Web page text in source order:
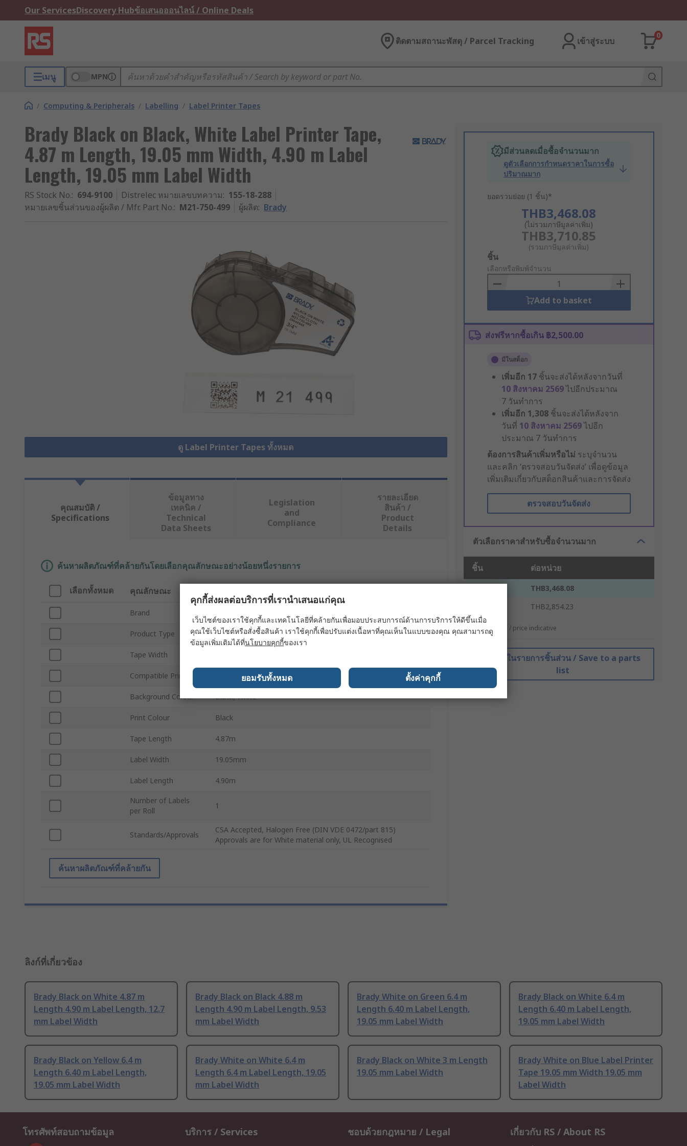
Our ServicesDiscovery Hubข้อเสนอออนไลน์ / Online Deals
ติดตามสถานะพัสดุ / Parcel Tracking เข้าสู่ระบบ
0
เมนู MPN
/ Computing & Peripherals / Labelling / Label Printer Tapes
Brady Black on Black, White Label Printer Tape,
4.87 m Length, 19.05 mm Width, 4.90 m Label
Length, 19.05 mm Label Width
RS Stock No.: 694-9100 Distrelec หมายเลขบทความ: 155-18-288
หมายเลขชิ้นส่วนของผู้ผลิต / Mfr. Part No.: M21-750-499 ผู้ผลิต: Brady
ดู Label Printer Tapes ทั้งหมด
มีส่วนลดเมื่อซื้อจำนวนมาก
ดูตัวเลือกการกำหนดราคาในการซื้อ
ปริมาณมาก
ยอดรวมย่อย (1 ชิ้น)*
THB3,468.08
(ไม่รวมภาษีมูลค่าเพิ่ม)
THB3,710.85
(รวมภาษีมูลค่าเพิ่ม)
Add
to
Basket
ชิ้น
เลือกหรือพิมพ์จำนวน
Add to basket
ส่งฟรีหากซื้อเกิน ฿2,500.00
มีในสต็อก
เพิ่มอีก 17 ชิ้นจะส่งได้หลังจากวันที่
10 สิงหาคม 2569ไปอีกประมาณ
7 วันทำการ
เพิ่มอีก 1,308 ชิ้นจะส่งได้หลังจาก
วันที่ 10 สิงหาคม 2569ไปอีก
ประมาณ 7 วันทำการ
ต้องการสินค้าเพิ่มหรือไม่ ระบุจำนวน
และคลิก ‘ตรวจสอบวันจัดส่ง’ เพื่อดูข้อมูล
เพิ่มเติมเกี่ยวกับสต็อกสินค้าและการจัดส่ง
ตรวจสอบวันจัดส่ง
ตัวเลือกราคาสำหรับซื้อจำนวนมาก
ชิ้น ต่อหน่วย
THB3,468.08
THB2,854.23
*ตัวบ่งบอกราคา / price indicative
บันทึกในรายการชิ้นส่วน / Save to a parts
list
คุณสมบัติ /
Specifications
ข้อมูลทาง
เทคนิค /
Technical
Data Sheets
Legislation
and
Compliance
รายละเอียด
สินค้า /
Product
Details
ค้นหาผลิตภัณฑ์ที่คล้ายกันโดยเลือกคุณลักษณะอย่างน้อยหนึ่งรายการ
เลือกทั้งหมด คุณลักษณะ
Brand
Product Type Label Printer Tape
Tape Width
Compatible Printers BMP21 LAB
Background Colour Black, White
Print Colour Black
Tape Length 4.87m
Label Width 19.05mm
Label Length 4.90m
Number of Labels
per Roll
1
Standards/Approvals
CSA Accepted, Halogen Free (DIN VDE 0472/part 815)
Approvals are for White material only, UL Recognised
ค้นหาผลิตภัณฑ์ที่คล้ายกัน
ลิงก์ที่เกี่ยวข้อง
Brady Black on White 4.87 m
Length 4.90 m Label Length, 12.7
mm Label Width
Brady Black on Black 4.88 m
Length 4.90 m Label Length, 9.53
mm Label Width
Brady White on Green 6.4 m
Length 6.40 m Label Length,
19.05 mm Label Width
Brady Black on White 6.4 m
Length 6.40 m Label Length,
19.05 mm Label Width
Brady Black on Yellow 6.4 m
Length 6.40 m Label Length,
19.05 mm Label Width
Brady White on White 6.4 m
Length 6.4 m Label Length, 19.05
mm Label Width
Brady Black on White 3 m Length
19.05 mm Label Width
Brady White on Blue Label Printer
Tape 19.05 mm Width 19.05 mm
Label Width
โทรศัพท์สอบถามข้อมูล บริการ / Services ชอบด้วยกฎหมาย / Legal เกี่ยวกับ RS / About RS
คุกกี้ส่งผลต่อบริการที่เรานำเสนอแก่คุณ
เว็บไซต์ของเราใช้คุกกี้และเทคโนโลยีที่คล้ายกันเพื่อมอบประสบการณ์ด้านการบริการให้ดีขึ้นเมื่อ
คุณใช้เว็บไซต์หรือสั่งซื้อสินค้า เราใช้คุกกี้เพื่อปรับแต่งเนื้อหาที่คุณเห็นในแบบของคุณ คุณสามารถดู
ข้อมูลเพิ่มเติมได้ที่นโยบายคุกกี้ของเรา
ยอมรับทั้งหมด ตั้งค่าคุกกี้